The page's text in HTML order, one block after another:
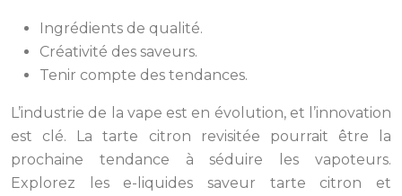
Ingrédients de qualité.
Créativité des saveurs.
Tenir compte des tendances.
L’industrie de la vape est en évolution, et l’innovation
est clé. La tarte citron revisitée pourrait être la
prochaine tendance à séduire les vapoteurs.
Explorez les e-liquides saveur tarte citron et